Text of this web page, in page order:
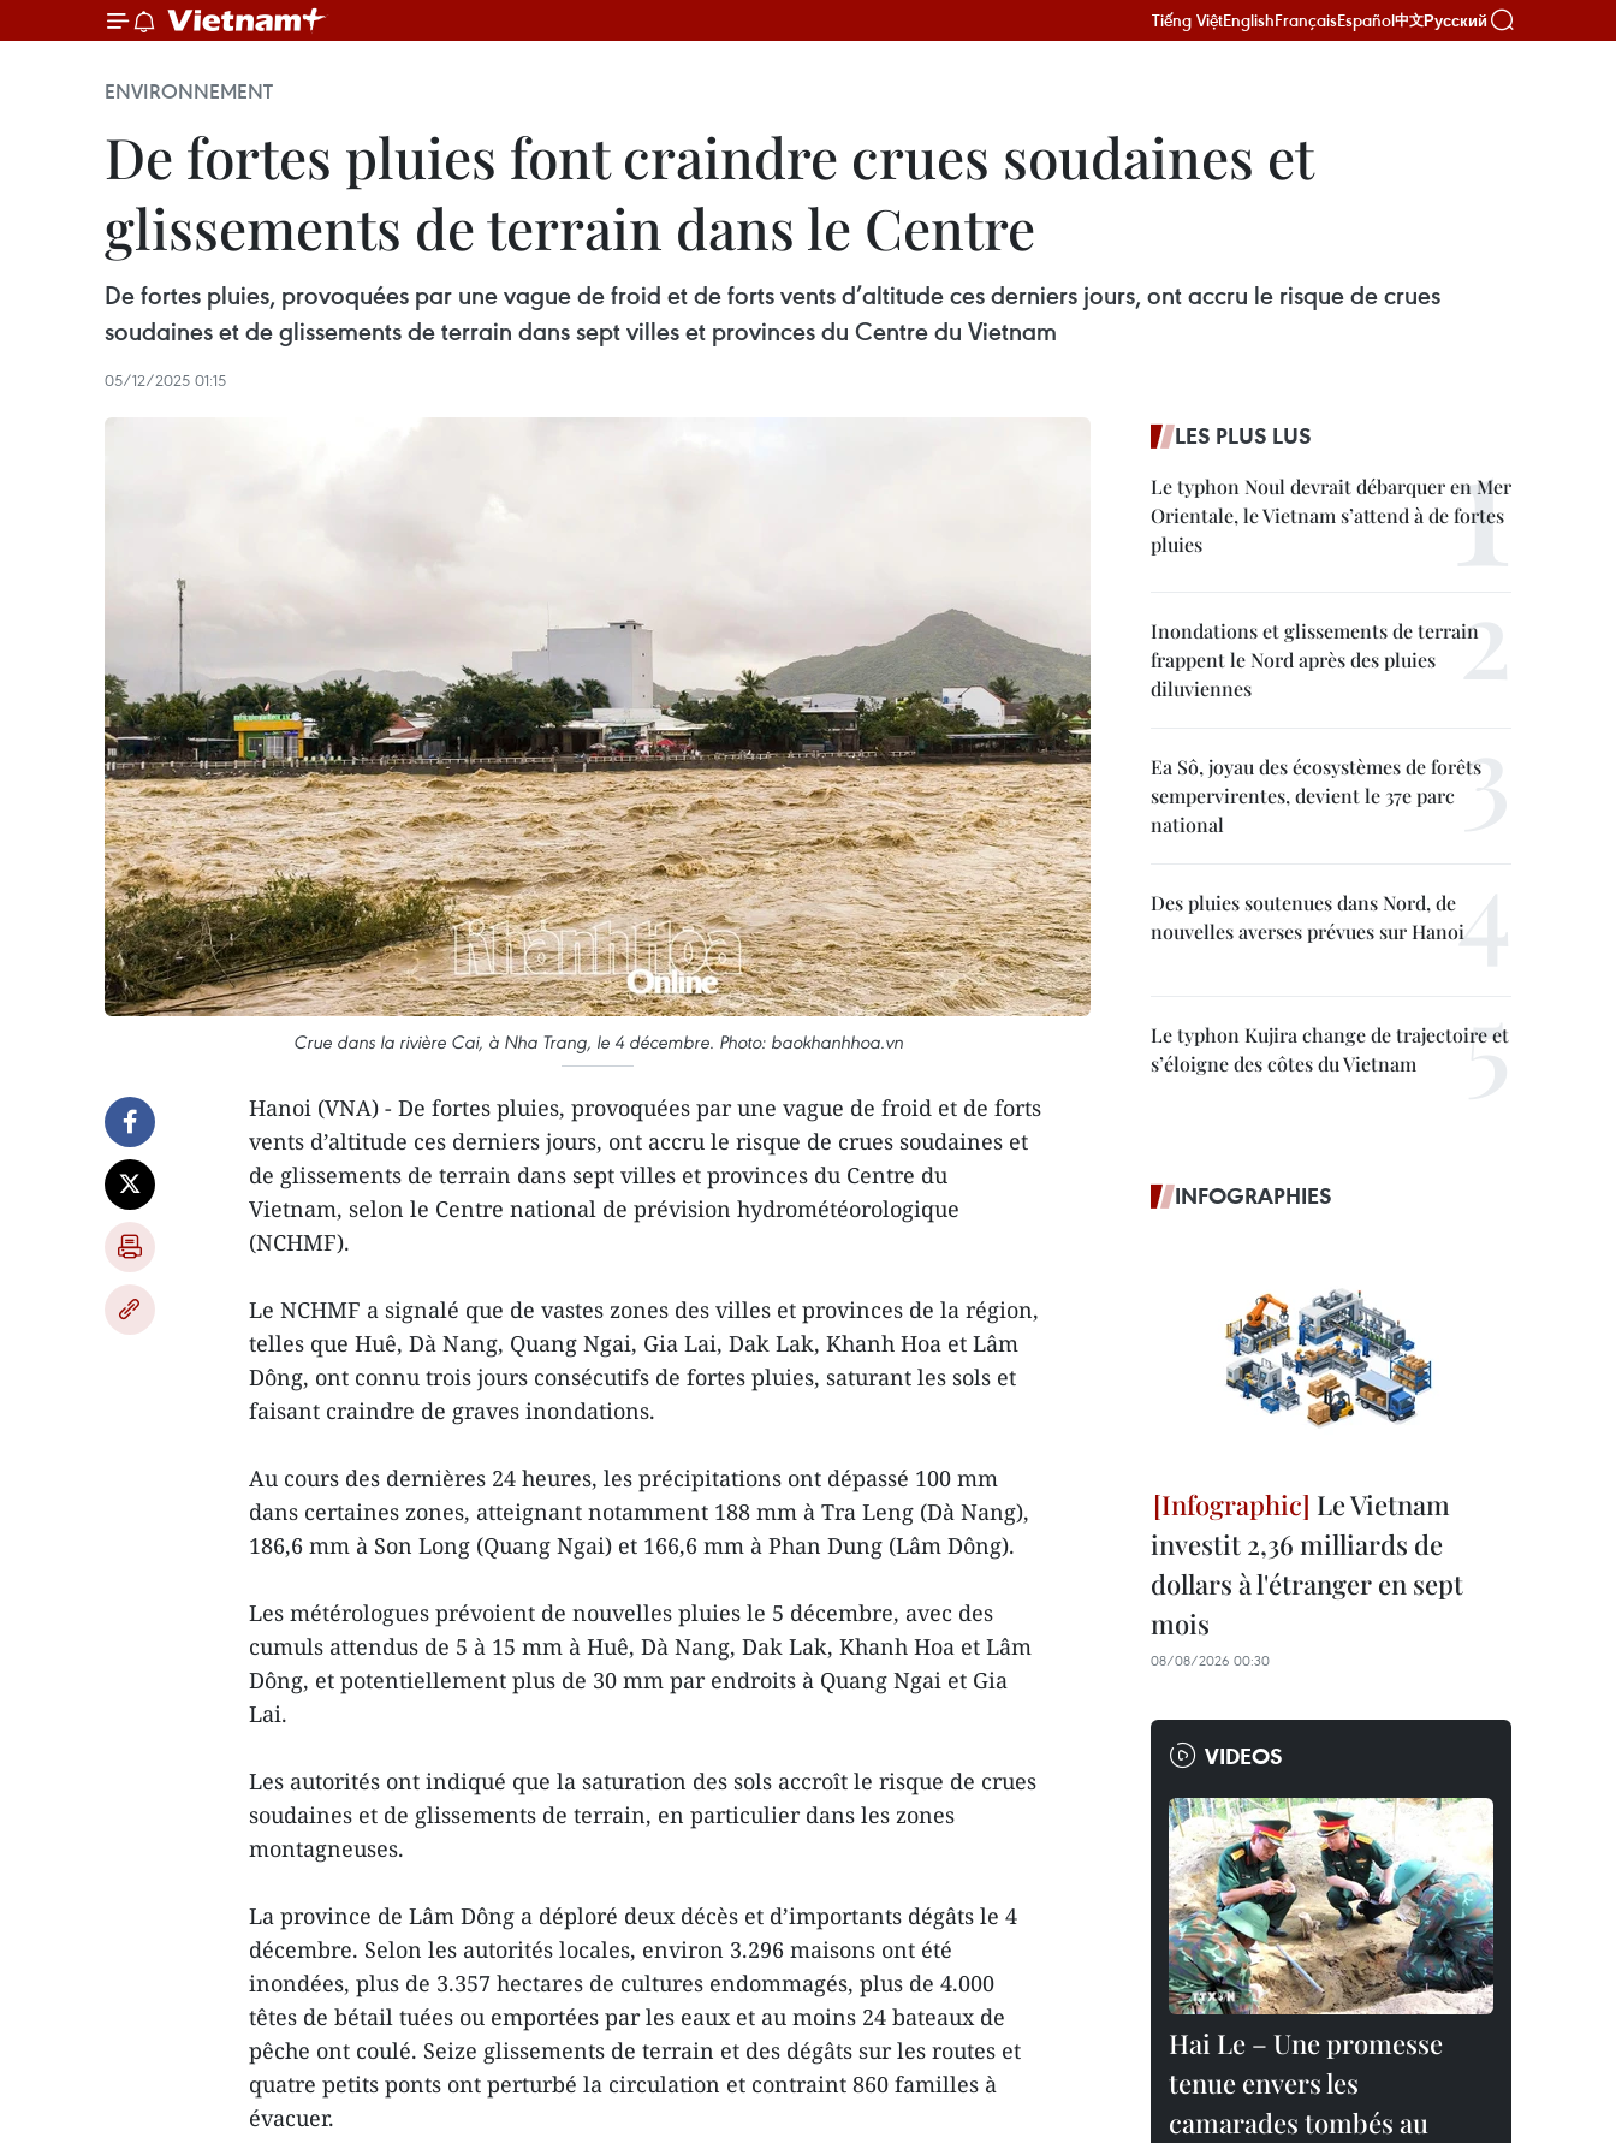
Tiếng ViệtEnglishFrançaisEspañol中文Русский
ENVIRONNEMENT
De fortes pluies font craindre crues soudaines et
glissements de terrain dans le Centre
De fortes pluies, provoquées par une vague de froid et de forts vents d’altitude ces derniers jours, ont accru le risque de crues
soudaines et de glissements de terrain dans sept villes et provinces du Centre du Vietnam
05/12/2025 01:15
Crue dans la rivière Cai, à Nha Trang, le 4 décembre. Photo: baokhanhhoa.vn
Hanoi (VNA) - De fortes pluies, provoquées par une vague de froid et de forts
vents d’altitude ces derniers jours, ont accru le risque de crues soudaines et
de glissements de terrain dans sept villes et provinces du Centre du
Vietnam, selon le Centre national de prévision hydrométéorologique
(NCHMF).
Le NCHMF a signalé que de vastes zones des villes et provinces de la région,
telles que Huê, Dà Nang, Quang Ngai, Gia Lai, Dak Lak, Khanh Hoa et Lâm
Dông, ont connu trois jours consécutifs de fortes pluies, saturant les sols et
faisant craindre de graves inondations.
Au cours des dernières 24 heures, les précipitations ont dépassé 100 mm
dans certaines zones, atteignant notamment 188 mm à Tra Leng (Dà Nang),
186,6 mm à Son Long (Quang Ngai) et 166,6 mm à Phan Dung (Lâm Dông).
Les métérologues prévoient de nouvelles pluies le 5 décembre, avec des
cumuls attendus de 5 à 15 mm à Huê, Dà Nang, Dak Lak, Khanh Hoa et Lâm
Dông, et potentiellement plus de 30 mm par endroits à Quang Ngai et Gia
Lai.
Les autorités ont indiqué que la saturation des sols accroît le risque de crues
soudaines et de glissements de terrain, en particulier dans les zones
montagneuses.
La province de Lâm Dông a déploré deux décès et d’importants dégâts le 4
décembre. Selon les autorités locales, environ 3.296 maisons ont été
inondées, plus de 3.357 hectares de cultures endommagés, plus de 4.000
têtes de bétail tuées ou emportées par les eaux et au moins 24 bateaux de
pêche ont coulé. Seize glissements de terrain et des dégâts sur les routes et
quatre petits ponts ont perturbé la circulation et contraint 860 familles à
évacuer.
LES PLUS LUS
Le typhon Noul devrait débarquer en Mer
Orientale, le Vietnam s’attend à de fortes
pluies
Inondations et glissements de terrain
frappent le Nord après des pluies
diluviennes
Ea Sô, joyau des écosystèmes de forêts
sempervirentes, devient le 37e parc
national
Des pluies soutenues dans Nord, de
nouvelles averses prévues sur Hanoi
Le typhon Kujira change de trajectoire et
s’éloigne des côtes du Vietnam
INFOGRAPHIES
Le Vietnam
investit 2,36 milliards de
dollars à l'étranger en sept
mois
08/08/2026 00:30
VIDEOS
Hai Le – Une promesse
tenue envers les
camarades tombés au